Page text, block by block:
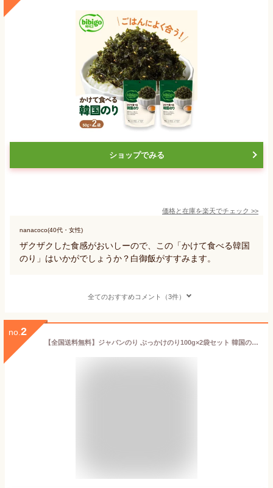
ショップでみる
価格と在庫を楽天でチェック >>
nanacoco(40代・女性)
ザクザクした食感がおいしーので、この「かけて食べる韓国
のり」はいかがでしょうか？白御飯がすすみます。
全てのおすすめコメント（3件）
no. 2
【全国送料無料】ジャバンのり ぶっかけのり100g×2袋セット 韓国のりふりかけ 韓国海苔ふりかけ 韓国海苔 オクドンザ ザバン ふりかけ ジャバンのり のりフレーク 明太子 明太子 ふりかけ/明太子 フリカケ/ビビゴ 海苔ジャバン ふりかけさん/明太子ふりかけ/K22